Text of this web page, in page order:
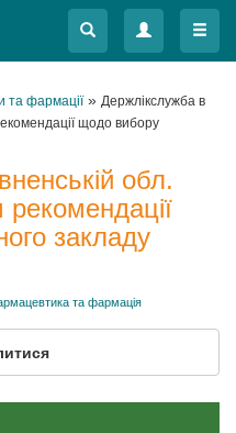
Меню
Меню
та фармації» Держлікслужба в
щодо вибору
обл.
закладу
та фармація